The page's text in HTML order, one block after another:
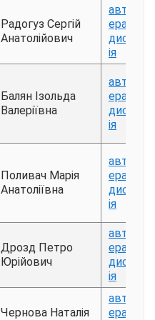
Радогуз Сергій
Анатолійович
автореф
ерат
ія
Балян Ізольда
Валеріївна
автореф
ерат
ія
Поливач Марія
Анатоліївна
автореф
ерат
ія
Дрозд Петро
Юрійович
автореф
ерат
ія
Чернова Наталія
автореф
ерат